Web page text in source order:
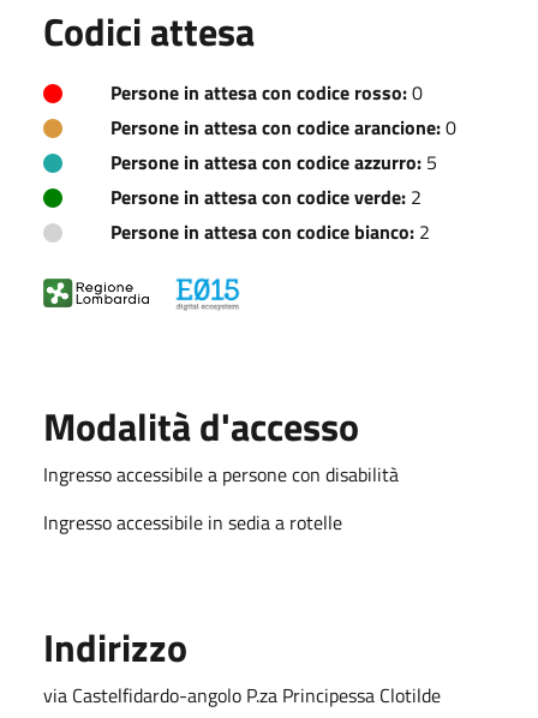
Codici attesa
Persone in attesa con codice rosso:0
Persone in attesa con codice arancione:0
Persone in attesa con codice azzurro: 5
Persone in attesa con codice verde: 2
Persone in attesa con codice bianco: 2
Modalità d'accesso
Ingresso accessibile a persone con disabilità
Ingresso accessibile in sedia a rotelle
Indirizzo
via Castelfidardo-angolo P.za Principessa Clotilde